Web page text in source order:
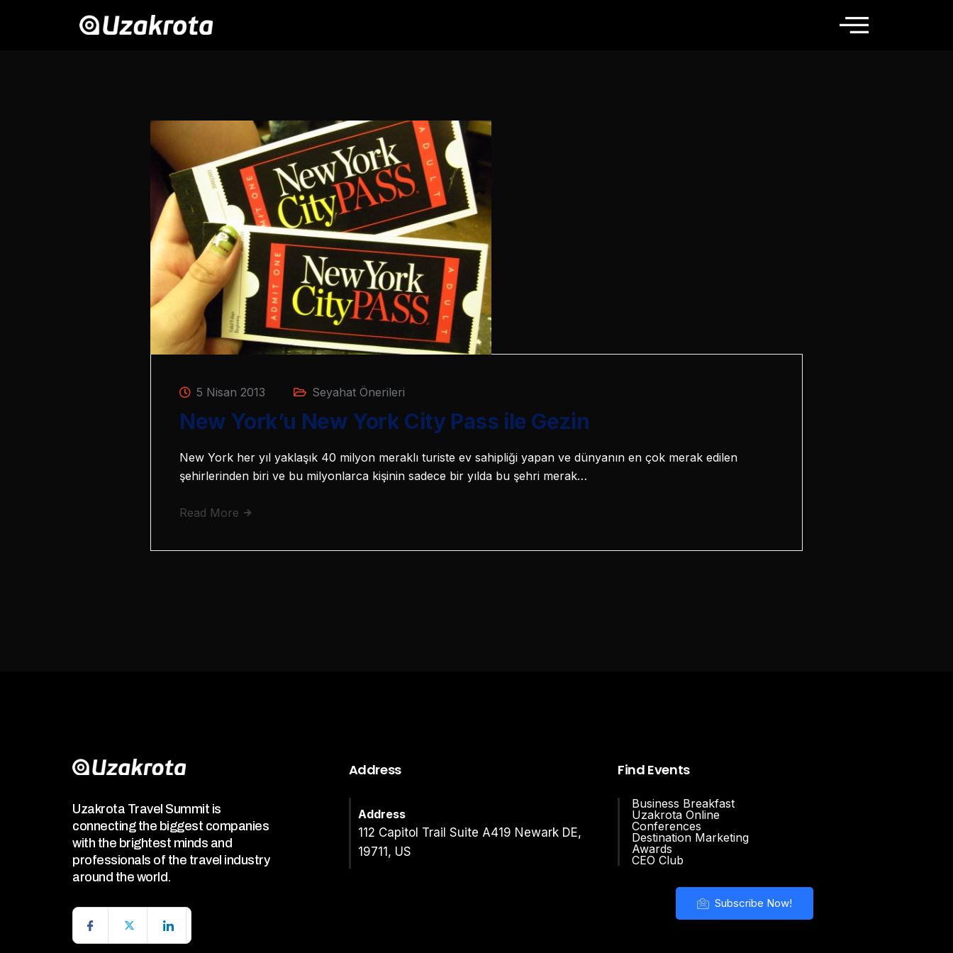
5 Nisan 2013 Seyahat Önerileri
New York’u New York City Pass ile Gezin
New York her yıl yaklaşık 40 milyon meraklı turiste ev sahipliği yapan ve dünyanın en çok merak edilen
şehirlerinden biri ve bu milyonlarca kişinin sadece bir yılda bu şehri merak…
Read More
Uzakrota Travel Summit is
connecting the biggest companies
with the brightest minds and
professionals of the travel industry
around the world.
Address
Address
112 Capitol Trail Suite A419 Newark DE,
19711, US
Find Events
Business Breakfast
Uzakrota Online
Conferences
Destination Marketing
Awards
CEO Club
Subscribe Now!